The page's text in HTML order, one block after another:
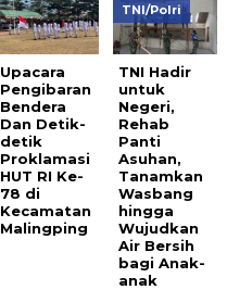
Upacara
Pengibaran
Bendera
Dan Detik-
detik
Proklamasi
HUT RI Ke-
78 di
Kecamatan
Malingping
TNI/Polri
TNI Hadir
untuk
Negeri,
Rehab
Panti
Asuhan,
Tanamkan
Wasbang
hingga
Wujudkan
Air Bersih
bagi Anak-
anak